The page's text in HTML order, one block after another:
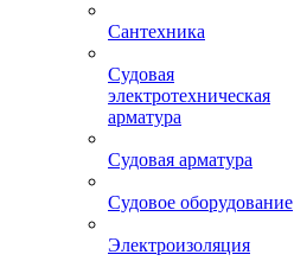
Сантехника
Судовая
электротехническая
арматура
Судовая арматура
Судовое оборудование
Электроизоляция